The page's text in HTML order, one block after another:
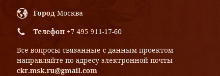
Город Москва
Телефон +7 495 911-17-60
Все вопросы связанные с данным проектом
направляйте по адресу электронной почты
ckr.msk.ru@gmail.com